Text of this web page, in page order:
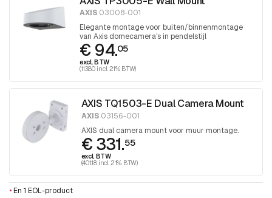
AXIS 03008-001
Elegante montage voor buiten/binnenmontage
van Axis domecamera's in pendelstijl
€ 94.05
excl. BTW
(113.80 incl. 21% BTW)
AXIS TQ1503-E Dual Camera Mount
AXIS03156-001
AXIS dual camera mount voor muur montage.
€ 331.55
excl. BTW
(401.18 incl. 21% BTW)
• En 1 EOL-product